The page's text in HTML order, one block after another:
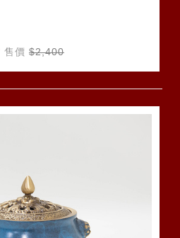
售價 $2,400